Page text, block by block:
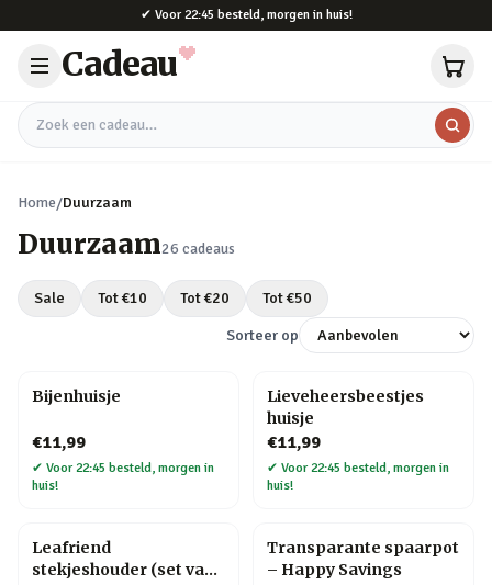
✔ Voor 22:45 besteld, morgen in huis!
Cadeau
Zoek een cadeau
Home/Duurzaam
Duurzaam26 cadeaus
Sale Tot €10 Tot €20 Tot €50
Sorteer op
Bijenhuisje
€11,99
✔ Voor 22:45 besteld, morgen in
huis!
Lieveheersbeestjes
huisje
€11,99
✔ Voor 22:45 besteld, morgen in
huis!
Leafriend
stekjeshouder (set van
Transparante spaarpot
– Happy Savings